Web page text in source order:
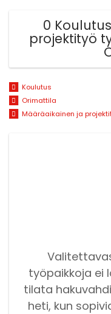
0
projektityö
Koulutus
Orimattila
Määräaikainen ja
työpaikkoja ei
tilata
heti, kun